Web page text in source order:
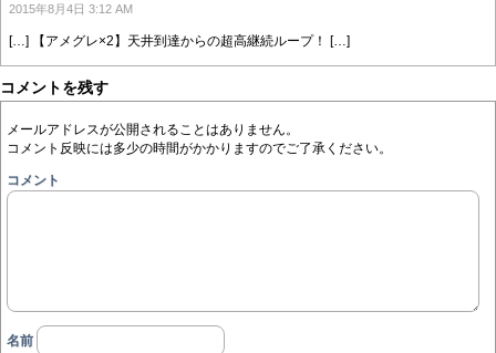
2015年8月4日 3:12 AM
[…] 【アメグレ×2】天井到達からの超高継続ループ！ […]
コメントを残す
メールアドレスが公開されることはありません。
コメント反映には多少の時間がかかりますのでご了承ください。
コメント
名前